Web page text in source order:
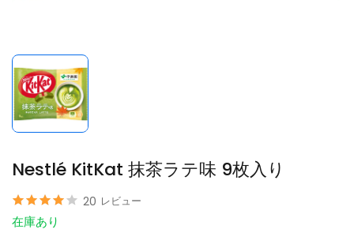
Nestlé KitKat 抹茶ラテ味 9枚入り
20 レビュー
在庫あり